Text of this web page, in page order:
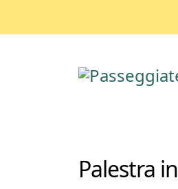
Palestra